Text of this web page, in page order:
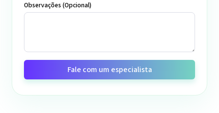
Observações (Opcional)
Fale com um especialista